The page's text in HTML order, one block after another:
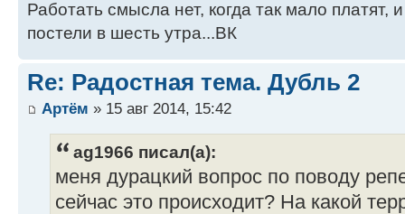
Работать смысла нет, когда так мало платят,
постели в шесть утра...ВК
Re: Радостная тема. Дубль 2
Артём » 15 авг 2014, 15:42
ag1966 писал(а):
меня дурацкий вопрос по поводу
сейчас это происходит? На какой